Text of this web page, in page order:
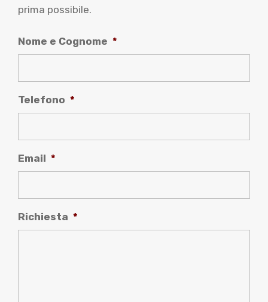
prima possibile.
Nome e Cognome *
Telefono *
Email *
Richiesta *